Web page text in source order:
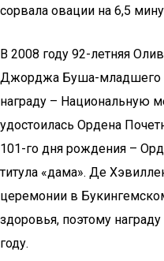
сорвала овации на 6,5
В 2008 году 92-летняя
Джорджа Буша-младшего
награду – Национальную
удостоилась Ордена
101-го дня рождения –
титула «дама». Де
церемонии в
здоровья, поэтому
году.